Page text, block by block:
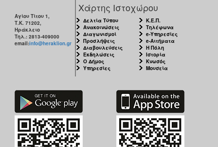
Αγίου Τίτου 1,
Τ.Κ. 71202,
Ηράκλειο
Τηλ.: 2813-409000
email:info@heraklion.gr
Χάρτης Ιστοχώρου
Δελτία Τύπου
Ανακοινώσεις
Διαγωνισμοί
Προσλήψεις
Διαβουλεύσεις
Εκδηλώσεις
Ο Δήμος
Υπηρεσίες
Κ.Ε.Π.
Τηλέφωνα
e-Υπηρεσίες
e-Αιτήματα
Η Πόλη
Ιστορία
Κνωσός
Μουσεία